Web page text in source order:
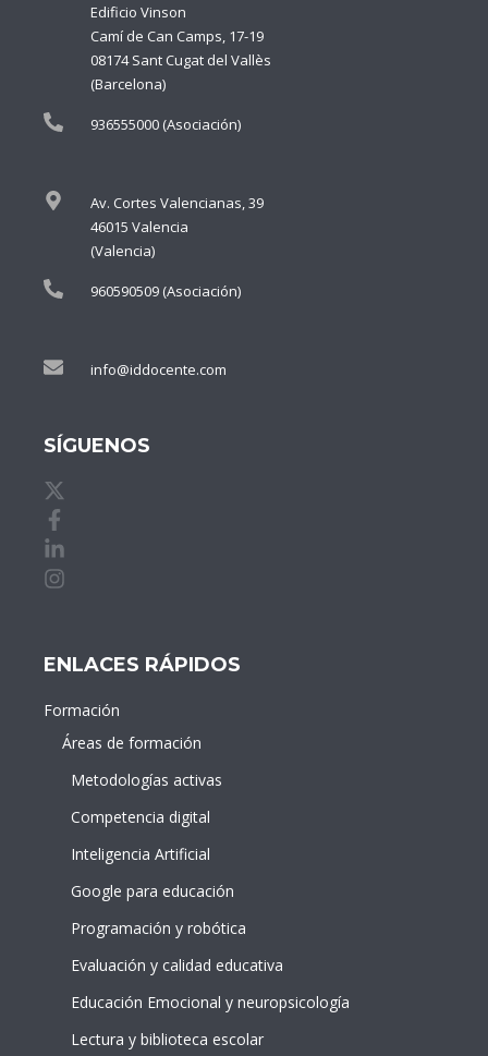
Edificio Vinson
Camí de Can Camps, 17-19
08174 Sant Cugat del Vallès
(Barcelona)
936555000 (Asociación)
Av. Cortes Valencianas, 39
46015 Valencia
(Valencia)
960590509 (Asociación)
info@iddocente.com
SÍGUENOS
ENLACES RÁPIDOS
Formación
Áreas de formación
Metodologías activas
Competencia digital
Inteligencia Artificial
Google para educación
Programación y robótica
Evaluación y calidad educativa
Educación Emocional y neuropsicología
Lectura y biblioteca escolar